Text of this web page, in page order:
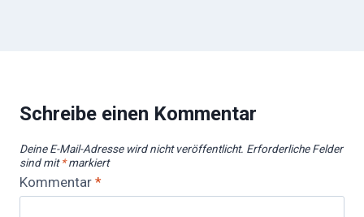
Schreibe einen Kommentar
Deine E-Mail-Adresse wird nicht veröffentlicht. Erforderliche Felder
sind mit*markiert
Kommentar *